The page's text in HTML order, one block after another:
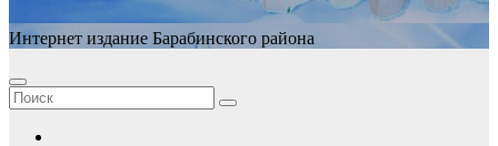
Интернет издание Барабинского района